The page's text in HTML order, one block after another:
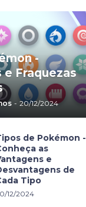
-
e Fraquezas
- 20/12/2024
de Pokémon -
as
e
de
Tipo
12/2024